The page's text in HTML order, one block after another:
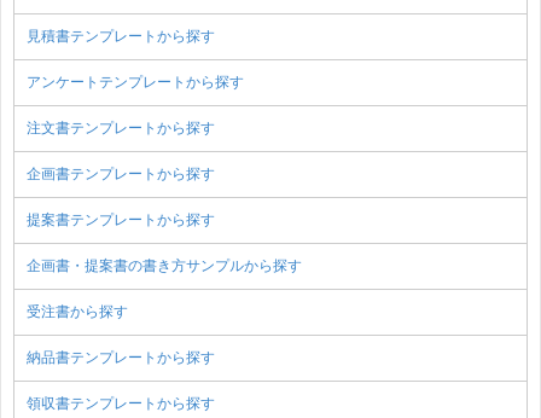
見積書テンプレートから探す
アンケートテンプレートから探す
注文書テンプレートから探す
企画書テンプレートから探す
提案書テンプレートから探す
企画書・提案書の書き方サンプルから探す
受注書から探す
納品書テンプレートから探す
領収書テンプレートから探す